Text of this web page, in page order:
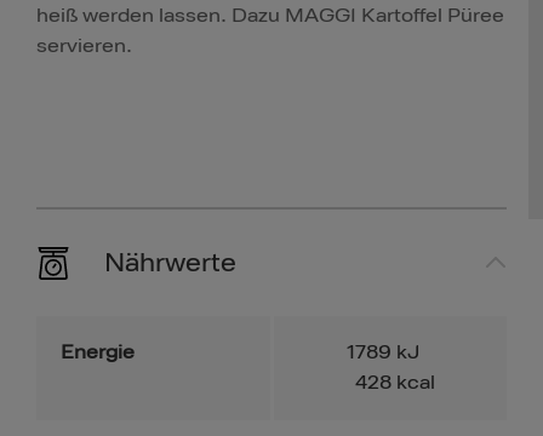
heiß werden lassen. Dazu MAGGI Kartoffel Püree
servieren.
Nährwerte
Energie 1789 kJ
428 kcal